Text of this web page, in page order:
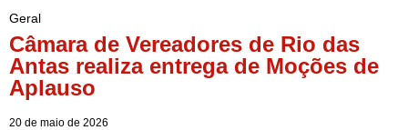
Geral
Câmara de Vereadores de Rio das
Antas realiza entrega de Moções de
Aplauso
20 de maio de 2026